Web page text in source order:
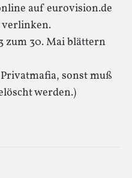
auf eurovision.de
verlinken.
zum 30. Mai blättern
sonst muß
werden.)